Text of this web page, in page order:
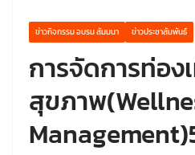
ข่าวกิจกรรม อบรม สัมมนา ข่าวประชาสัมพันธ์
การจัดการท่อง
สุขภาพ